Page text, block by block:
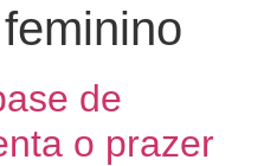
de
o prazer